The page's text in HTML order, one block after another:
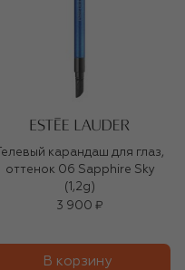
Гелевый карандаш для глаз,
оттенок 06 Sapphire Sky
(1,2g)
3 900 ₽
В корзину